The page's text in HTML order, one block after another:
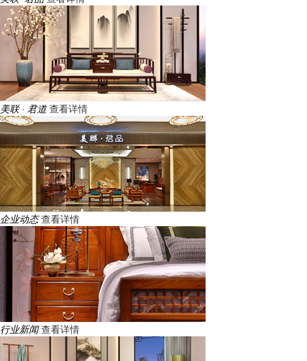
美联 · 君道 查看详情
企业动态 查看详情
行业新闻 查看详情